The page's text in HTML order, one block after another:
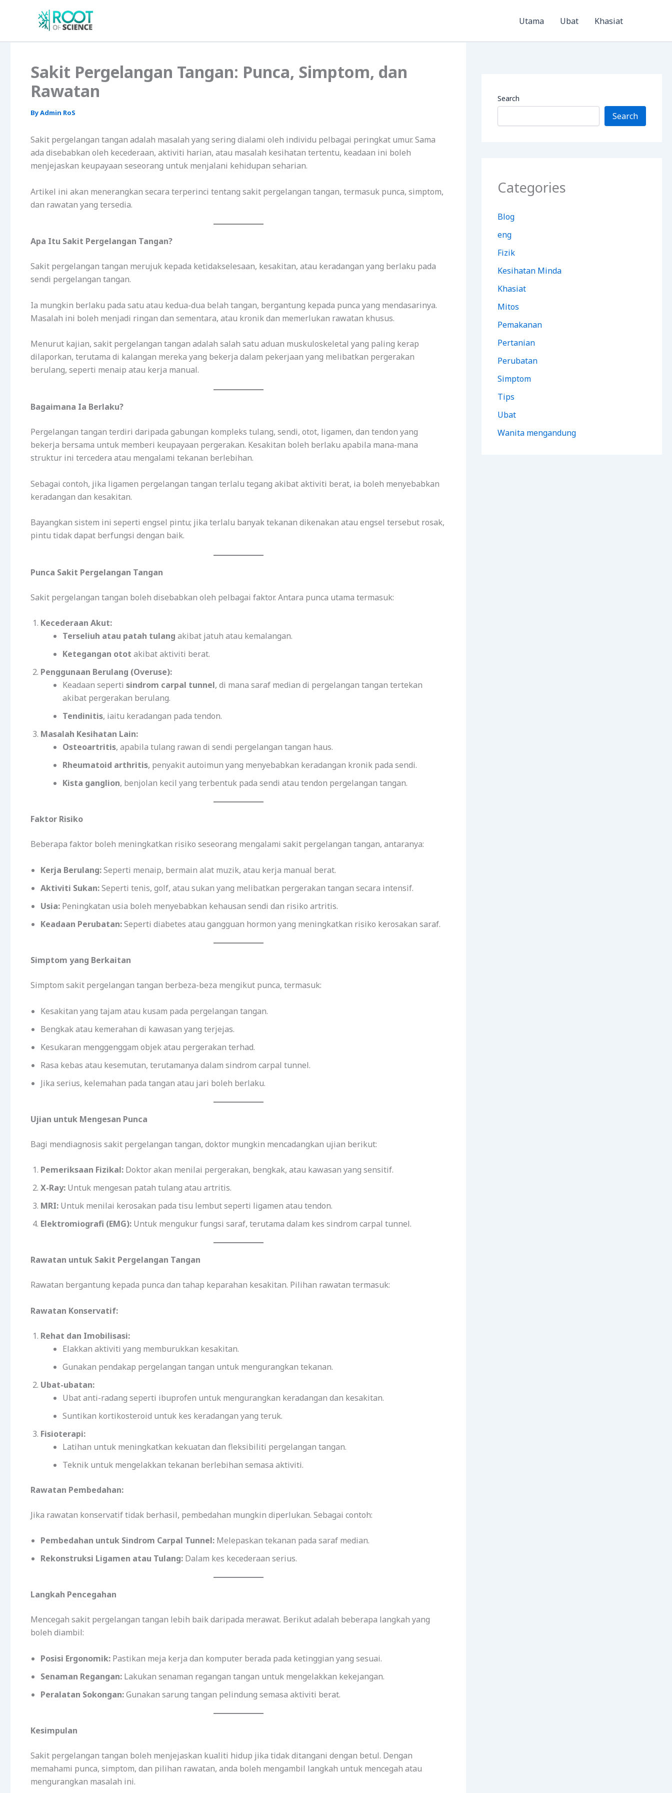
Utama Ubat Khasiat
Sakit Pergelangan Tangan: Punca, Simptom, dan
Rawatan
ByAdmin RoS
Sakit pergelangan tangan adalah masalah yang sering dialami oleh individu pelbagai peringkat umur. Sama
ada disebabkan oleh kecederaan, aktiviti harian, atau masalah kesihatan tertentu, keadaan ini boleh
menjejaskan keupayaan seseorang untuk menjalani kehidupan seharian.
Artikel ini akan menerangkan secara terperinci tentang sakit pergelangan tangan, termasuk punca, simptom,
dan rawatan yang tersedia.
Apa Itu Sakit Pergelangan Tangan?
Sakit pergelangan tangan merujuk kepada ketidakselesaan, kesakitan, atau keradangan yang berlaku pada
sendi pergelangan tangan.
Ia mungkin berlaku pada satu atau kedua-dua belah tangan, bergantung kepada punca yang mendasarinya.
Masalah ini boleh menjadi ringan dan sementara, atau kronik dan memerlukan rawatan khusus.
Menurut kajian, sakit pergelangan tangan adalah salah satu aduan muskuloskeletal yang paling kerap
dilaporkan, terutama di kalangan mereka yang bekerja dalam pekerjaan yang melibatkan pergerakan
berulang, seperti menaip atau kerja manual.
Bagaimana Ia Berlaku?
Pergelangan tangan terdiri daripada gabungan kompleks tulang, sendi, otot, ligamen, dan tendon yang
bekerja bersama untuk memberi keupayaan pergerakan. Kesakitan boleh berlaku apabila mana-mana
struktur ini tercedera atau mengalami tekanan berlebihan.
Sebagai contoh, jika ligamen pergelangan tangan terlalu tegang akibat aktiviti berat, ia boleh menyebabkan
keradangan dan kesakitan.
Bayangkan sistem ini seperti engsel pintu; jika terlalu banyak tekanan dikenakan atau engsel tersebut rosak,
pintu tidak dapat berfungsi dengan baik.
Punca Sakit Pergelangan Tangan
Sakit pergelangan tangan boleh disebabkan oleh pelbagai faktor. Antara punca utama termasuk:
Kecederaan Akut:
Terseliuh atau patah tulang akibat jatuh atau kemalangan.
Ketegangan otot akibat aktiviti berat.
Penggunaan Berulang (Overuse):
Keadaan seperti sindrom carpal tunnel, di mana saraf median di pergelangan tangan tertekan
akibat pergerakan berulang.
Tendinitis, iaitu keradangan pada tendon.
Masalah Kesihatan Lain:
Osteoartritis, apabila tulang rawan di sendi pergelangan tangan haus.
Rheumatoid arthritis, penyakit autoimun yang menyebabkan keradangan kronik pada sendi.
Kista ganglion, benjolan kecil yang terbentuk pada sendi atau tendon pergelangan tangan.
Faktor Risiko
Beberapa faktor boleh meningkatkan risiko seseorang mengalami sakit pergelangan tangan, antaranya:
Kerja Berulang:Seperti menaip, bermain alat muzik, atau kerja manual berat.
Aktiviti Sukan:Seperti tenis, golf, atau sukan yang melibatkan pergerakan tangan secara intensif.
Usia: Peningkatan usia boleh menyebabkan kehausan sendi dan risiko artritis.
Keadaan Perubatan:Seperti diabetes atau gangguan hormon yang meningkatkan risiko kerosakan saraf.
Simptom yang Berkaitan
Simptom sakit pergelangan tangan berbeza-beza mengikut punca, termasuk:
Kesakitan yang tajam atau kusam pada pergelangan tangan.
Bengkak atau kemerahan di kawasan yang terjejas.
Kesukaran menggenggam objek atau pergerakan terhad.
Rasa kebas atau kesemutan, terutamanya dalam sindrom carpal tunnel.
Jika serius, kelemahan pada tangan atau jari boleh berlaku.
Ujian untuk Mengesan Punca
Bagi mendiagnosis sakit pergelangan tangan, doktor mungkin mencadangkan ujian berikut:
Pemeriksaan Fizikal: Doktor akan menilai pergerakan, bengkak, atau kawasan yang sensitif.
X-Ray: Untuk mengesan patah tulang atau artritis.
MRI: Untuk menilai kerosakan pada tisu lembut seperti ligamen atau tendon.
Elektromiografi (EMG): Untuk mengukur fungsi saraf, terutama dalam kes sindrom carpal tunnel.
Rawatan untuk Sakit Pergelangan Tangan
Rawatan bergantung kepada punca dan tahap keparahan kesakitan. Pilihan rawatan termasuk:
Rawatan Konservatif:
Rehat dan Imobilisasi:
Elakkan aktiviti yang memburukkan kesakitan.
Gunakan pendakap pergelangan tangan untuk mengurangkan tekanan.
Ubat-ubatan:
Ubat anti-radang seperti ibuprofen untuk mengurangkan keradangan dan kesakitan.
Suntikan kortikosteroid untuk kes keradangan yang teruk.
Fisioterapi:
Latihan untuk meningkatkan kekuatan dan fleksibiliti pergelangan tangan.
Teknik untuk mengelakkan tekanan berlebihan semasa aktiviti.
Rawatan Pembedahan:
Jika rawatan konservatif tidak berhasil, pembedahan mungkin diperlukan. Sebagai contoh:
Pembedahan untuk Sindrom Carpal Tunnel: Melepaskan tekanan pada saraf median.
Rekonstruksi Ligamen atau Tulang: Dalam kes kecederaan serius.
Langkah Pencegahan
Mencegah sakit pergelangan tangan lebih baik daripada merawat. Berikut adalah beberapa langkah yang
boleh diambil:
Posisi Ergonomik: Pastikan meja kerja dan komputer berada pada ketinggian yang sesuai.
Senaman Regangan: Lakukan senaman regangan tangan untuk mengelakkan kekejangan.
Peralatan Sokongan:Gunakan sarung tangan pelindung semasa aktiviti berat.
Kesimpulan
Sakit pergelangan tangan boleh menjejaskan kualiti hidup jika tidak ditangani dengan betul. Dengan
memahami punca, simptom, dan pilihan rawatan, anda boleh mengambil langkah untuk mencegah atau
mengurangkan masalah ini.
Search
Search
Categories
Blog
eng
Fizik
Kesihatan Minda
Khasiat
Mitos
Pemakanan
Pertanian
Perubatan
Simptom
Tips
Ubat
Wanita mengandung